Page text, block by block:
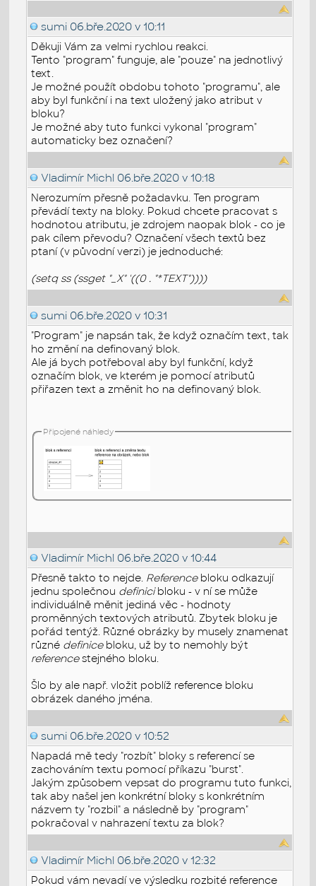
sumi 06.bře.2020 v 10:11
Děkuji Vám za velmi rychlou reakci.
Tento "program" funguje, ale "pouze" na jednotlivý
text.
Je možné použít obdobu tohoto "programu", ale
aby byl funkční i na text uložený jako atribut v
bloku?
Je možné aby tuto funkci vykonal "program"
automaticky bez označení?
Vladimír Michl 06.bře.2020 v 10:18
Nerozumím přesně požadavku. Ten program
převádí texty na bloky. Pokud chcete pracovat s
hodnotou atributu, je zdrojem naopak blok - co je
pak cílem převodu? Označení všech textů bez
ptaní (v původní verzi) je jednoduché:
(setq ss (ssget "_X" '((0 . "*TEXT"))))
sumi 06.bře.2020 v 10:31
"Program" je napsán tak, že když označím text, tak
ho změní na definovaný blok.
Ale já bych potřeboval aby byl funkční, když
označím blok, ve kterém je pomocí atributů
přiřazen text a změnit ho na definovaný blok.
Připojené náhledy
Vladimír Michl 06.bře.2020 v 10:44
Přesně takto to nejde. Reference bloku odkazují
jednu společnou definicibloku - v ní se může
individuálně měnit jediná věc - hodnoty
proměnných textových atributů. Zbytek bloku je
pořád tentýž. Různé obrázky by musely znamenat
různé definice bloku, už by to nemohly být
referencestejného bloku.
Šlo by ale např. vložit poblíž reference bloku
obrázek daného jména.
sumi 06.bře.2020 v 10:52
Napadá mě tedy "rozbít" bloky s referencí se
zachováním textu pomocí příkazu "burst".
Jakým způsobem vepsat do programu tuto funkci,
tak aby našel jen konkrétní bloky s konkrétním
názvem ty "rozbil" a následně by "program"
pokračoval v nahrazení textu za blok?
Vladimír Michl 06.bře.2020 v 12:32
Pokud vám nevadí ve výsledku rozbité reference